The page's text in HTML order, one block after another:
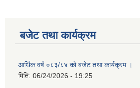
बजेट तथा कार्यक्रम
आर्थिक वर्ष ०८३/८४ को बजेट तथा कार्यक्रम ।
मिति: 06/24/2026 - 19:25